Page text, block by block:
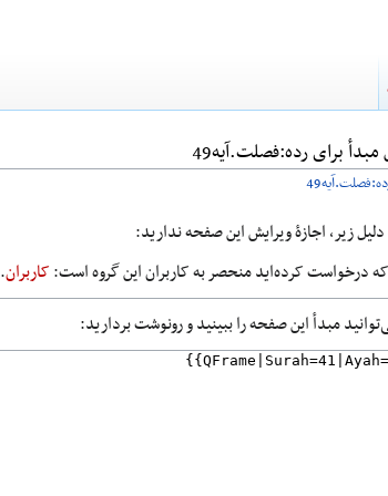
برای رده:فصلت.آیه49
زیر، اجازهٔ ویرایش این صفحه ندارید:
درخواست کرده‌اید منحصر به کاربران این گروه است:کاربران.
مبدأ این صفحه را ببینید و رونوشت بردارید: